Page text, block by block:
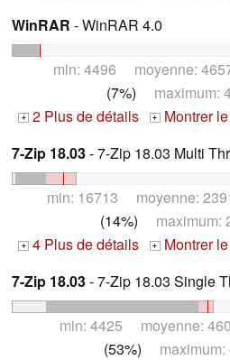
WinRAR - WinRAR 4.0
min: 4496 moyenne:
(7%) maximum:
+ 2 Plus de détails + Montrer
7-Zip 18.03- 7-Zip 18.03 Multi
min: 16713 moyenne:
(14%) maximum:
+ 4 Plus de détails + Montrer
7-Zip 18.03- 7-Zip 18.03 Single
min: 4425 moyenne:
(53%) maximum: